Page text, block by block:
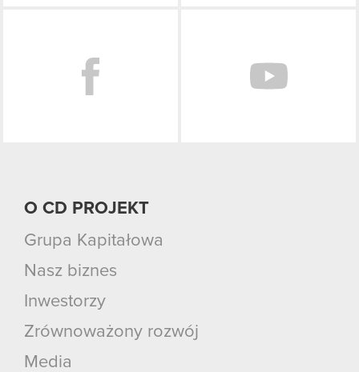
O CD PROJEKT
Grupa Kapitałowa
Nasz biznes
Inwestorzy
Zrównoważony rozwój
Media